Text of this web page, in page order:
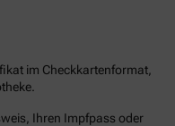
im Checkkartenformat,
Ihren Impfpass oder